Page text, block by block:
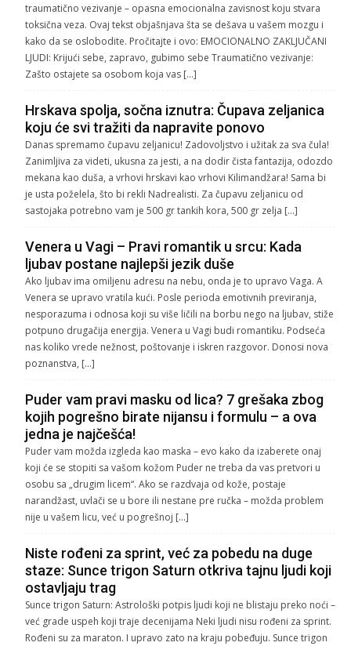
traumatično vezivanje – opasna emocionalna zavisnost koju stvara
toksična veza. Ovaj tekst objašnjava šta se dešava u vašem mozgu i
kako da se oslobodite. Pročitajte i ovo: EMOCIONALNO ZAKLJUČANI
LJUDI: Krijući sebe, zapravo, gubimo sebe Traumatično vezivanje:
Zašto ostajete sa osobom koja vas […]
Hrskava spolja, sočna iznutra: Čupava zeljanica
koju će svi tražiti da napravite ponovo
Danas spremamo čupavu zeljanicu! Zadovoljstvo i užitak za sva čula!
Zanimljiva za videti, ukusna za jesti, a na dodir čista fantazija, odozdo
mekana kao duša, a vrhovi hrskavi kao vrhovi Kilimandžara! Sama bi
je usta poželela, što bi rekli Nadrealisti. Za čupavu zeljanicu od
sastojaka potrebno vam je 500 gr tankih kora, 500 gr zelja […]
Venera u Vagi – Pravi romantik u srcu: Kada
ljubav postane najlepši jezik duše
Ako ljubav ima omiljenu adresu na nebu, onda je to upravo Vaga. A
Venera se upravo vratila kući. Posle perioda emotivnih previranja,
nesporazuma i odnosa koji su više ličili na borbu nego na ljubav, stiže
potpuno drugačija energija. Venera u Vagi budi romantiku. Podseća
nas koliko vrede nežnost, poštovanje i iskren razgovor. Donosi nova
poznanstva, […]
Puder vam pravi masku od lica? 7 grešaka zbog
kojih pogrešno birate nijansu i formulu – a ova
jedna je najčešća!
Puder vam možda izgleda kao maska – evo kako da izaberete onaj
koji će se stopiti sa vašom kožom Puder ne treba da vas pretvori u
osobu sa „drugim licem“. Ako se razdvaja od kože, postaje
narandžast, uvlači se u bore ili nestane pre ručka – možda problem
nije u vašem licu, već u pogrešnoj […]
Niste rođeni za sprint, već za pobedu na duge
staze: Sunce trigon Saturn otkriva tajnu ljudi koji
ostavljaju trag
Sunce trigon Saturn: Astrološki potpis ljudi koji ne blistaju preko noći –
već grade uspeh koji traje decenijama Neki ljudi nisu rođeni za sprint.
Rođeni su za maraton. I upravo zato na kraju pobeđuju. Sunce trigon